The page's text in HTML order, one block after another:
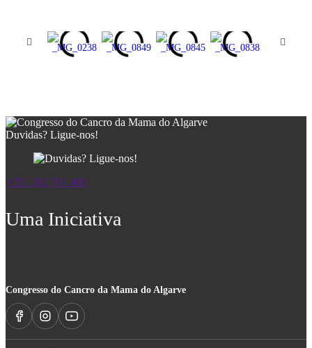
Duvidas? Ligue-nos!
+351 282 761 408
Uma Iniciativa
Congresso do Cancro da Mama do Algarve